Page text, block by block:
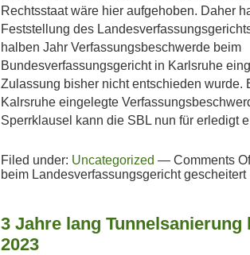
Rechtsstaat wäre hier aufgehoben. Daher
Feststellung des
halben Jahr Verfassungsbeschwerde beim
Bundesverfassungsgericht in Karlsruhe
Zulassung bisher nicht entschieden wurde.
Kalrsruhe eingelegte
Sperrklausel kann die SBL nun für erledigt
Filed under: Uncategorized — Comments
beim Landesverfassungsgericht gescheitert
3 Jahre lang Tunnelsanierung
2023